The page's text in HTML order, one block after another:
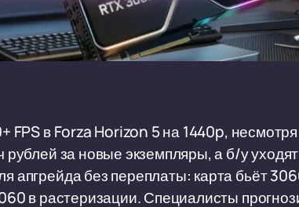
FPS в Forza Horizon 5 на 1440p,
за новые экземпляры, а б/у уходят
без переплаты: карта бьёт
в растеризации. Специалисты